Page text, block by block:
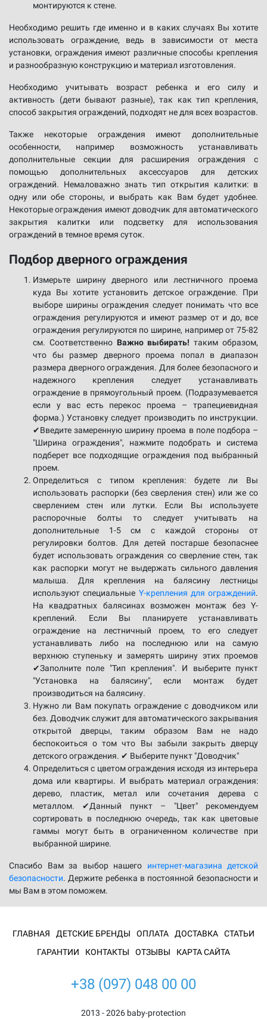
монтируются к стене.
Необходимо решить где именно и в каких случаях Вы хотите
использовать ограждение, ведь в зависимости от места
установки, ограждения имеют различные способы крепления
и разнообразную конструкцию и материал изготовления.
Необходимо учитывать возраст ребенка и его силу и
активность (дети бывают разные), так как тип крепления,
способ закрытия ограждений, подходят не для всех возрастов.
Также некоторые ограждения имеют дополнительные
особенности, например возможность устанавливать
дополнительные секции для расширения ограждения с
помощью дополнительных аксессуаров для детских
ограждений. Немаловажно знать тип открытия калитки: в
одну или обе стороны, и выбрать как Вам будет удобнее.
Некоторые ограждения имеют доводчик для автоматического
закрытия калитки или подсветку для использования
ограждений в темное время суток.
Подбор дверного ограждения
Измерьте ширину дверного или лестничного проема
куда Вы хотите установить детское ограждение. При
выборе ширины ограждения следует понимать что все
ограждения регулируются и имеют размер от и до, все
ограждения регулируются по ширине, например от 75-82
см. Соответственно Важно выбирать! таким образом,
что бы размер дверного проема попал в диапазон
размера дверного ограждения. Для более безопасного и
надежного крепления следует устанавливать
ограждение в прямоугольный проем. (Подразумевается
если у вас есть перекос проема – трапециевидная
форма.) Установку следует производить по инструкции.
✔Введите замеренную ширину проема в поле подбора –
"Ширина ограждения", нажмите подобрать и система
подберет все подходящие ограждения под выбранный
проем.
Определиться с типом крепления: будете ли Вы
использовать распорки (без сверления стен) или же со
сверлением стен или лутки. Если Вы используете
распорочные болты то следует учитывать на
дополнительные 1-5 см с каждой стороны от
регулировки болтов. Для детей постарше безопаснее
будет использовать ограждения со сверление стен, так
как распорки могут не выдержать сильного давления
малыша. Для крепления на балясину лестницы
используют специальные Y-крепления для ограждений.
На квадратных балясинах возможен монтаж без Y-
креплений. Если Вы планируете устанавливать
ограждение на лестничный проем, то его следует
устанавливать либо на последнюю или на самую
верхнюю ступеньку и замерять ширину этих проемов
✔Заполните поле "Тип крепления". И выберите пункт
"Установка на балясину", если монтаж будет
производиться на балясину.
Нужно ли Вам покупать ограждение с доводчиком или
без. Доводчик служит для автоматического закрывания
открытой дверцы, таким образом Вам не надо
беспокоиться о том что Вы забыли закрыть дверцу
детского ограждения. ✔ Выберите пункт "Доводчик"
Определиться с цветом ограждения исходя из интерьера
дома или квартиры. И выбрать материал ограждения:
дерево, пластик, метал или сочетания дерева с
металлом. ✔Данный пункт – "Цвет" рекомендуем
сортировать в последнюю очередь, так как цветовые
гаммы могут быть в ограниченном количестве при
выбранной ширине.
Спасибо Вам за выбор нашего интернет-магазина детской
безопасности. Держите ребенка в постоянной безопасности и
мы Вам в этом поможем.
ГЛАВНАЯ ДЕТСКИЕ БРЕНДЫ ОПЛАТА ДОСТАВКА
СТАТЬИ
ГАРАНТИИ
КОНТАКТЫ ОТЗЫВЫ КАРТА САЙТА
+38 (097) 048 00 00
2013 - 2026 baby-protection